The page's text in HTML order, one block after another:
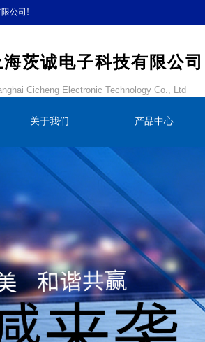
关于我们 产品中心
公司!
海茨诚电子科技有限公司
Cicheng Electronic Technology Co., Ltd